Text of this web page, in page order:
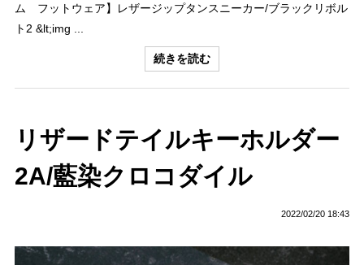
ム フットウェア】レザージップタンスニーカー/ブラックリボル
ト2 &lt;img ...
続きを読む
リザードテイルキーホルダー
2A/藍染クロコダイル
2022/02/20 18:43